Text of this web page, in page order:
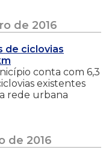
de 2016
de ciclovias
conta com 6,3
existentes
rede urbana
de 2016